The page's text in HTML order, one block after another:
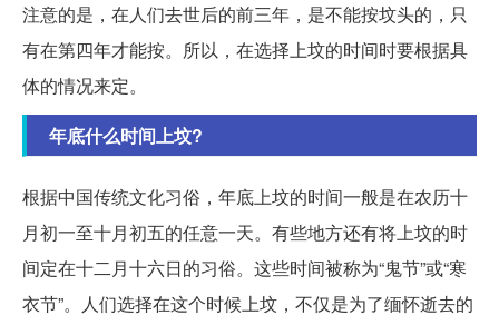
注意的是，在人们去世后的前三年，是不能按坟头的，只
有在第四年才能按。所以，在选择上坟的时间时要根据具
体的情况来定。
年底什么时间上坟?
根据中国传统文化习俗，年底上坟的时间一般是在农历十
月初一至十月初五的任意一天。有些地方还有将上坟的时
间定在十二月十六日的习俗。这些时间被称为“鬼节”或“寒
衣节”。人们选择在这个时候上坟，不仅是为了缅怀逝去的